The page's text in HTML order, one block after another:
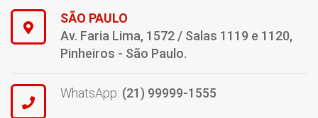
SÃO PAULO
Av. Faria Lima, 1572 / Salas 1119 e 1120,
Pinheiros - São Paulo.
WhatsApp: (21) 99999-1555